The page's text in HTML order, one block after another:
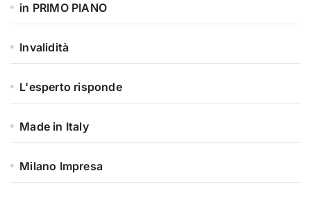
in PRIMO PIANO
Invalidità
L'esperto risponde
Made in Italy
Milano Impresa